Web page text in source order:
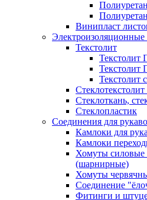
Винипласт
Текстолит
Текстолит
Стеклоткань,
Стеклопластик
Соединения для
Камлоки для
Камлоки
Хомуты силовые
(шарнирные)
Хомуты
Соединение
Фитинги и